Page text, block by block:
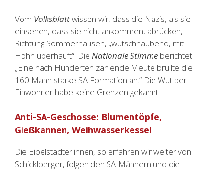
Vom Volksblattwissen wir, dass die Nazis, als sie
einsehen, dass sie nicht ankommen, abrücken,
Richtung Sommerhausen, „wutschnaubend, mit
Hohn überhäuft“. Die Nationale Stimme berichtet:
„Eine nach Hunderten zählende Meute brüllte die
160 Mann starke SA-Formation an.“ Die Wut der
Einwohner habe keine Grenzen gekannt.
Anti-SA-Geschosse: Blumentöpfe,
Gießkannen, Weihwasserkessel
Die Eibelstädter:innen, so erfahren wir weiter von
Schicklberger, folgen den SA-Männern und die